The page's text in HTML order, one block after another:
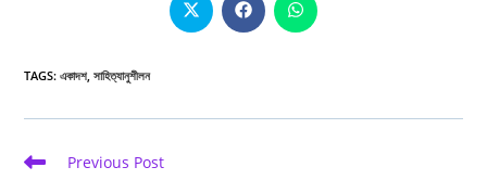
CONTENT
Opens
in
Opens
in
Opens
in
TAGS:একাদশ সাহিত্যানুশীলন
Read
Previous Post